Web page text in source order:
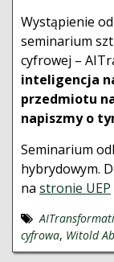
Wystąpienie
seminarium
cyfrowej –
inteligencja
przedmiotu
napiszmy o
Seminarium
hybrydowym.
na stronie UEP
cyfrowa, Witold